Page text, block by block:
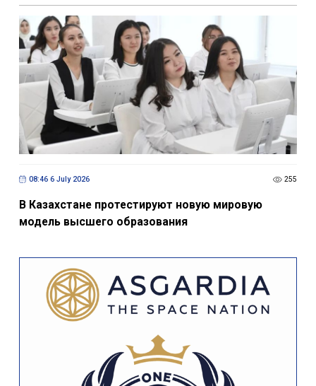
08:46 6 July 2026 255
В Казахстане протестируют новую мировую
модель высшего образования